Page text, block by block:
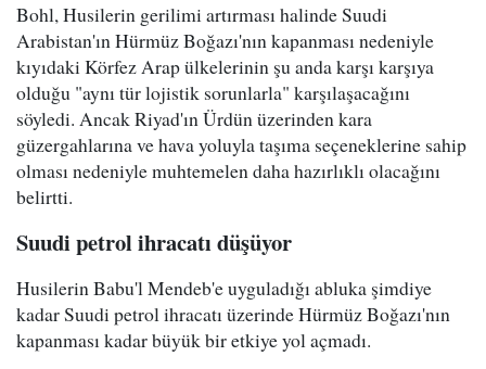
Bohl, Husilerin gerilimi artırması halinde Suudi
Arabistan'ın Hürmüz Boğazı'nın kapanması nedeniyle
kıyıdaki Körfez Arap ülkelerinin şu anda karşı karşıya
olduğu "aynı tür lojistik sorunlarla" karşılaşacağını
söyledi. Ancak Riyad'ın Ürdün üzerinden kara
güzergahlarına ve hava yoluyla taşıma seçeneklerine sahip
olması nedeniyle muhtemelen daha hazırlıklı olacağını
belirtti.
Suudi petrol ihracatı düşüyor
Husilerin Babu'l Mendeb'e uyguladığı abluka şimdiye
kadar Suudi petrol ihracatı üzerinde Hürmüz Boğazı'nın
kapanması kadar büyük bir etkiye yol açmadı.